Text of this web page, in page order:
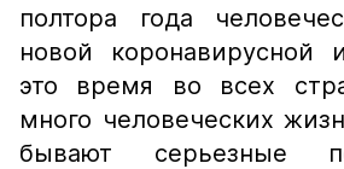
полтора года
новой коронавирусной
это время во всех
много человеческих
бывают серьезные